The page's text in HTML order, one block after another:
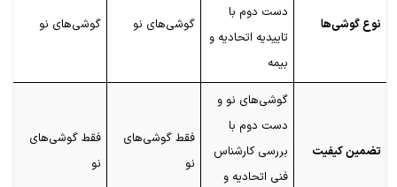
نوع گوشی‌ها
دست دوم با
تاییدیه اتحادیه و
بیمه
گوشی‌های نو گوشی‌های نو
تضمین کیفیت
گوشی‌های نو و
دست دوم با
بررسی کارشناس
فنی اتحادیه و
فقط گوشی‌های
نو
فقط گوشی‌های
نو